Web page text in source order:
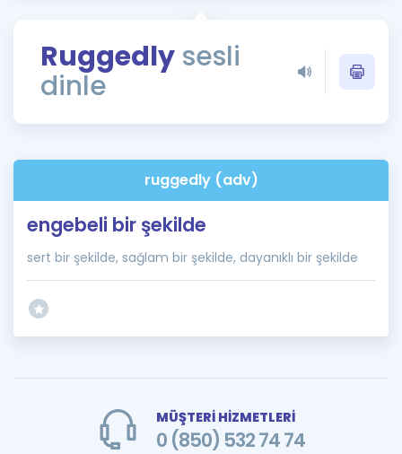
Rehberlik Aracı
ÖSYM Sınav Takvimi
İngilizce Gramer
Ruggedly sesli
dinle
ruggedly (adv)
engebeli bir şekilde
sert bir şekilde, sağlam bir şekilde, dayanıklı bir şekilde
MÜŞTERİ HİZMETLERİ
0 (850) 532 74 74